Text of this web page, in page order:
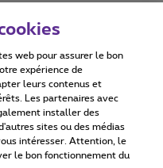
statement
web pour assurer le bon
expérience de
leurs contenus et
Les partenaires avec
installer des
sites ou des médias
intéresser. Attention, le
le bon fonctionnement du